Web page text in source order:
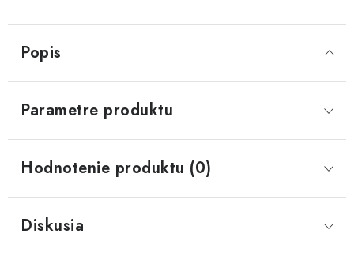
Popis
Parametre produktu
Hodnotenie produktu (0)
Diskusia